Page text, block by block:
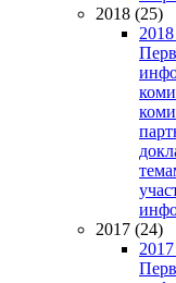
2018 (25)
2017 (24)